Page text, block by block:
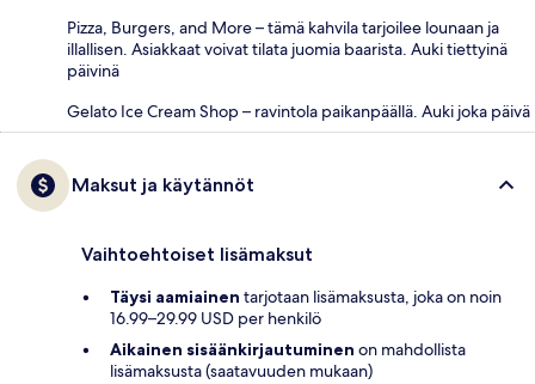
Pizza, Burgers, and More – tämä kahvila tarjoilee lounaan ja
illallisen. Asiakkaat voivat tilata juomia baarista. Auki tiettyinä
päivinä
Gelato Ice Cream Shop – ravintola paikanpäällä. Auki joka päivä
Maksut ja käytännöt
Vaihtoehtoiset lisämaksut
Täysi aamiainen tarjotaan lisämaksusta, joka on noin
16.99–29.99 USD per henkilö
Aikainen sisäänkirjautuminen on mahdollista
lisämaksusta (saatavuuden mukaan)